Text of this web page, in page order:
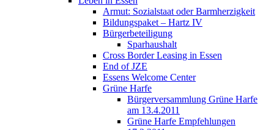
Armut: Sozialstaat oder Barmherzigkeit
Bildungspaket – Hartz IV
Bürgerbeteiligung
Sparhaushalt
Cross Border Leasing in Essen
End of JZE
Essens Welcome Center
Grüne Harfe
Bürgerversammlung Grüne Harfe
am 13.4.2011
Grüne Harfe Empfehlungen